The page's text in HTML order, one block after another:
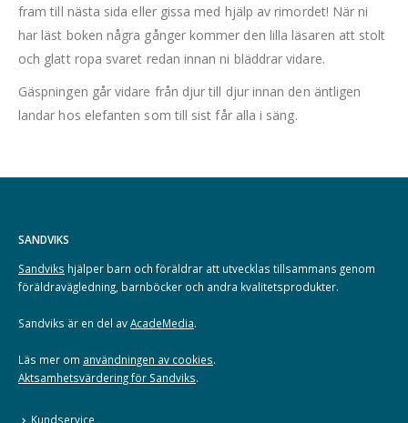
fram till nästa sida eller gissa med hjälp av rimordet! När ni
har läst boken några gånger kommer den lilla läsaren att stolt
och glatt ropa svaret redan innan ni bläddrar vidare.
Gäspningen går vidare från djur till djur innan den äntligen
landar hos elefanten som till sist får alla i säng.
SANDVIKS
Sandviks hjälper barn och föräldrar att utvecklas tillsammans genom
föräldravägledning, barnböcker och andra kvalitetsprodukter.
Sandviks är en del avAcadeMedia.
Läs mer om användningen av cookies.
Aktsamhetsvärdering för Sandviks.
Kundservice